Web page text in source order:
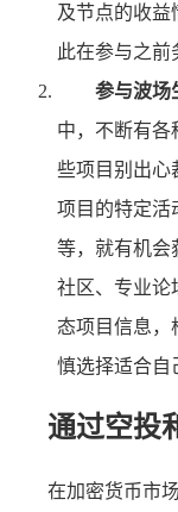
及节点的收益
此在参与之前
参与波场
中，不断有各
些项目别出心
项目的特定活
等，就有机会
社区、专业论
态项目信息，
慎选择适合自
通过空投
在加密货币市